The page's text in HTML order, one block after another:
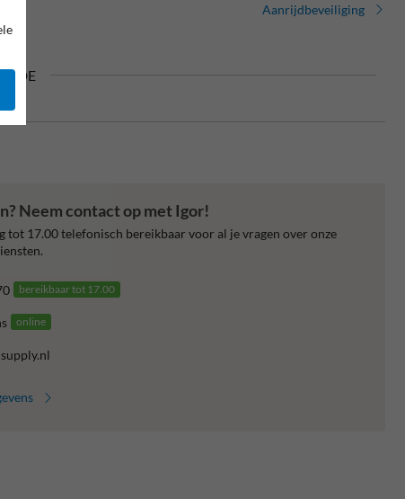
Aanrijdbeveiliging
DE
Neem contact op met Igor!
tot 17.00 telefonisch bereikbaar voor al je vragen over onze
bereikbaar tot 17.00
online